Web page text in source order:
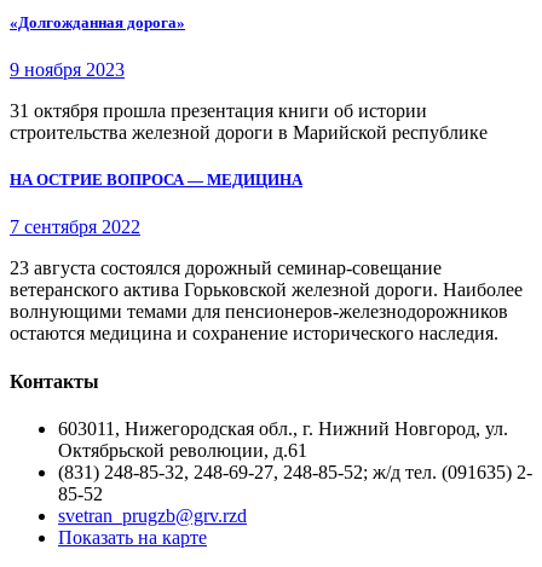
«Долгожданная дорога»
9 ноября 2023
31 октября прошла презентация книги об истории
строительства железной дороги в Марийской республике
НА ОСТРИЕ ВОПРОСА — МЕДИЦИНА
7 сентября 2022
23 августа состоялся дорожный семинар-совещание
ветеранского актива Горьковской железной дороги. Наиболее
волнующими темами для пенсионеров-железнодорожников
остаются медицина и сохранение исторического наследия.
Контакты
603011, Нижегородская обл., г. Нижний Новгород, ул.
Октябрьской революции, д.61
(831) 248-85-32, 248-69-27, 248-85-52; ж/д тел. (091635) 2-
85-52
svetran_prugzb@grv.rzd
Показать на карте